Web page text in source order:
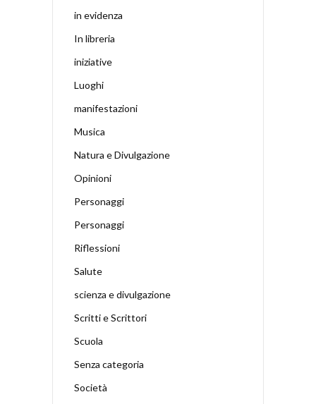
in evidenza
In libreria
iniziative
Luoghi
manifestazioni
Musica
Natura e Divulgazione
Opinioni
Personaggi
Personaggi
Riflessioni
Salute
scienza e divulgazione
Scritti e Scrittori
Scuola
Senza categoria
Società